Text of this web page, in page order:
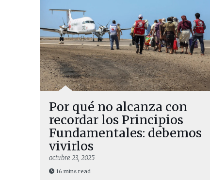
Por qué no alcanza con
recordar los Principios
Fundamentales: debemos
vivirlos
octubre 23, 2025
16 mins read